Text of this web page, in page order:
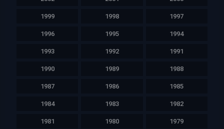
1999 1998 1997
1996 1995 1994
1993 1992 1991
1990 1989 1988
1987 1986 1985
1984 1983 1982
1981 1980 1979